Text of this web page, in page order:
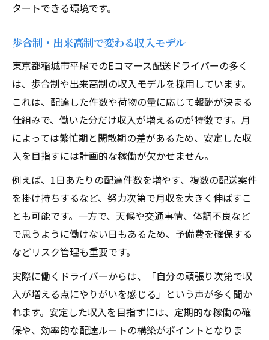
タートできる環境です。
歩合制・出来高制で変わる収入モデル
東京都稲城市平尾でのEコマース配送ドライバーの多く
は、歩合制や出来高制の収入モデルを採用しています。
これは、配達した件数や荷物の量に応じて報酬が決まる
仕組みで、働いた分だけ収入が増えるのが特徴です。月
によっては繁忙期と閑散期の差があるため、安定した収
入を目指すには計画的な稼働が欠かせません。
例えば、1日あたりの配達件数を増やす、複数の配送案件
を掛け持ちするなど、努力次第で月収を大きく伸ばすこ
とも可能です。一方で、天候や交通事情、体調不良など
で思うように働けない日もあるため、予備費を確保する
などリスク管理も重要です。
実際に働くドライバーからは、「自分の頑張り次第で収
入が増える点にやりがいを感じる」という声が多く聞か
れます。安定した収入を目指すには、定期的な稼働の確
保や、効率的な配達ルートの構築がポイントとなりま